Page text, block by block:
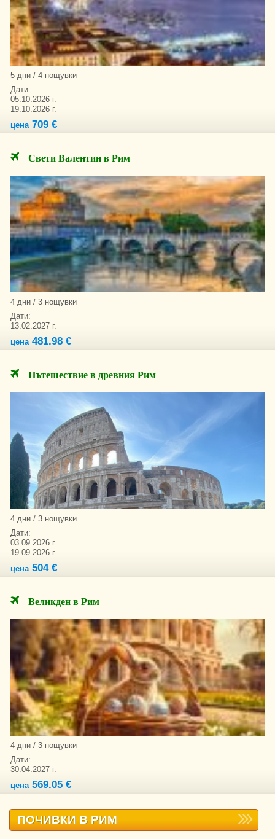
5 дни / 4 нощувки
Дати:
05.10.2026 г.
19.10.2026 г.
цена 709 €
Свети Валентин в Рим
4 дни / 3 нощувки
Дати:
13.02.2027 г.
цена 481.98 €
Пътешествие в древния Рим
4 дни / 3 нощувки
Дати:
03.09.2026 г.
19.09.2026 г.
цена 504 €
Великден в Рим
4 дни / 3 нощувки
Дати:
30.04.2027 г.
цена 569.05 €
ПОЧИВКИ В РИМ